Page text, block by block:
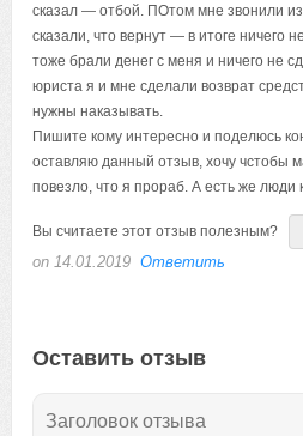
сказал — отбой. ПОтом мне звонили
сказали, что вернут — в итоге ничего
тоже брали денег с меня и ничего не
юриста я и мне сделали возврат
нужны наказывать.
Пишите кому интересно и поделюсь
оставляю данный отзыв, хочу чстобы
повезло, что я прораб. А есть же
Вы считаете этот отзыв полезным?
on 14.01.2019 Ответить
Оставить отзыв